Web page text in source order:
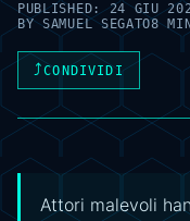
PUBLISHED:24 GIU
BYSAMUEL SEGATO8
⤴CONDIVIDI
Attori malevoli